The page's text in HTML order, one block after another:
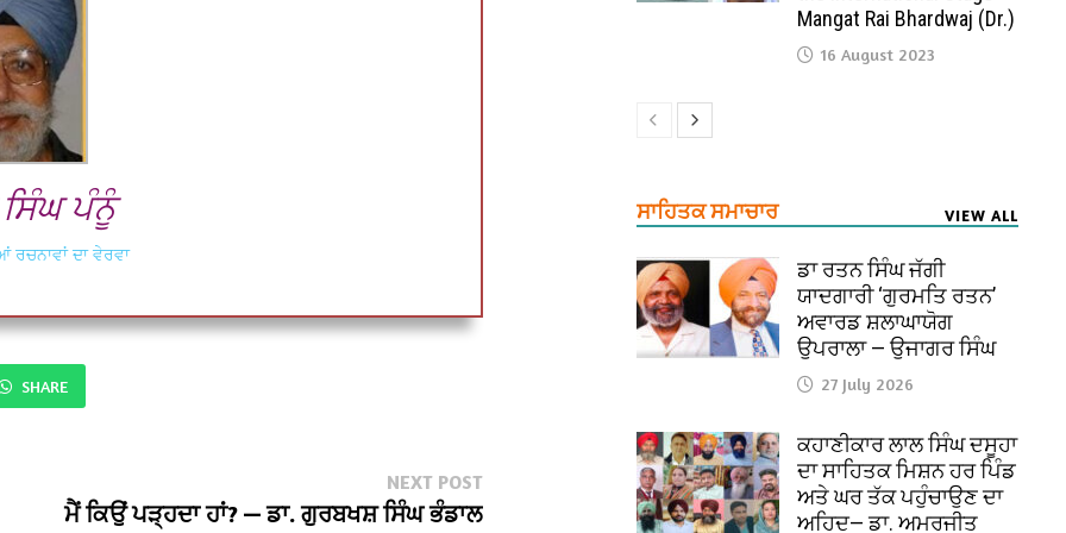
ਸਿੰਘ ਪੰਨੂੰ
ਰਚਨਾਵਾਂ ਦਾ ਵੇਰਵਾ
SHARE
NEXT POSTNext
post:
ਮੈਂ ਕਿਉਂ ਪੜ੍ਹਦਾ ਹਾਂ? — ਡਾ. ਗੁਰਬਖਸ਼ ਸਿੰਘ ਭੰਡਾਲ
Mangat Rai Bhardwaj (Dr.)
16 August 2023
ਸਾਹਿਤਕ ਸਮਾਚਾਰ VIEW ALL
ਡਾ ਰਤਨ ਸਿੰਘ ਜੱਗੀ
ਯਾਦਗਾਰੀ ‘ਗੁਰਮਤਿ ਰਤਨ’
ਅਵਾਰਡ ਸ਼ਲਾਘਾਯੋਗ
ਉਪਰਾਲਾ — ਉਜਾਗਰ ਸਿੰਘ
27 July 2026
ਕਹਾਣੀਕਾਰ ਲਾਲ ਸਿੰਘ ਦਸੂਹਾ
ਦਾ ਸਾਹਿਤਕ ਮਿਸ਼ਨ ਹਰ ਪਿੰਡ
ਅਤੇ ਘਰ ਤੱਕ ਪਹੁੰਚਾਉਣ ਦਾ
ਅਹਿਦ— ਡਾ. ਅਮਰਜੀਤ